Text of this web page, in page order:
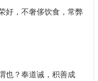
好，不奢侈饮食，常弊
也？奉道诫，积善成